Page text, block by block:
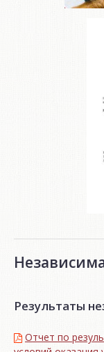
Результаты
Отчет по